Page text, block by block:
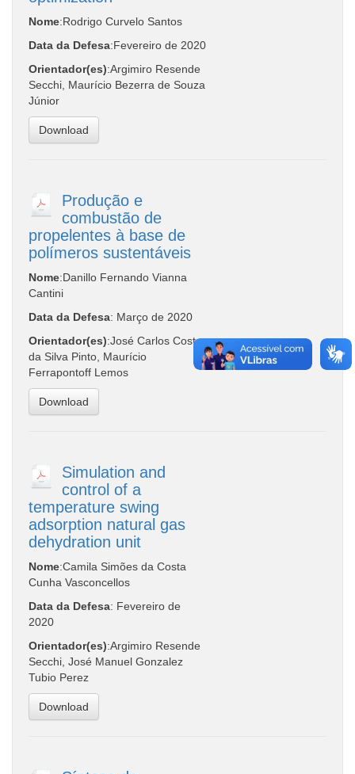
Nome:Rodrigo Curvelo Santos
Data da Defesa:Fevereiro de 2020
Orientador(es):Argimiro Resende
Secchi, Maurício Bezerra de Souza
Júnior
Download
Produção e
combustão de
propelentes à base de
polímeros sustentáveis
Nome:Danillo Fernando Vianna
Cantini
Data da Defesa: Março de 2020
Orientador(es):José Carlos Costa
da Silva Pinto, Maurício
Ferrapontoff Lemos
Download
Simulation and
control of a
temperature swing
adsorption natural gas
dehydration unit
Nome:Camila Simões da Costa
Cunha Vasconcellos
Data da Defesa: Fevereiro de
2020
Orientador(es):Argimiro Resende
Secchi, José Manuel Gonzalez
Tubio Perez
Download